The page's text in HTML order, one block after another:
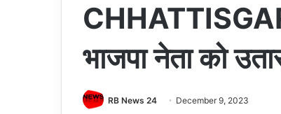
भाजपा नेता को
RB News 24 December 9, 2023